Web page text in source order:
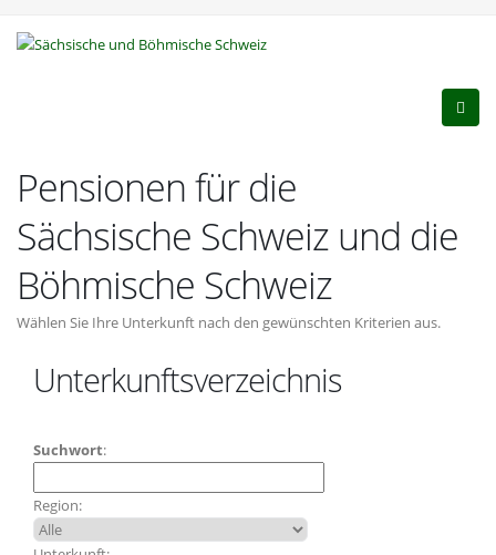
Pensionen für die
Sächsische Schweiz und die
Böhmische Schweiz
Wählen Sie Ihre Unterkunft nach den gewünschten Kriterien aus.
Unterkunftsverzeichnis
Suchwort:
Region: